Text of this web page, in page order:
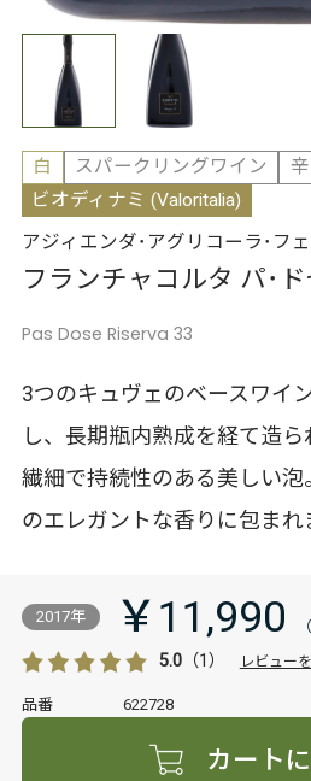
白 スパークリングワイン
ビオディナミ (Valoritalia)
アジィエンダ･アグリコーラ･フ
フランチャコルタ パ･
Pas Dose Riserva 33
3つのキュヴェのベースワイ
し、長期瓶内熟成を経て造ら
繊細で持続性のある美しい
のエレガントな香りに包まれ
2017年 ￥11,990
5.0（1） レビュー
品番 622728
カート